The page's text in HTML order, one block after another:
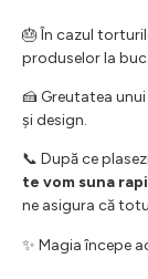
🎂 În cazul
produselor la
🍰 Greutatea
și design.
📞 După ce
te vom suna
ne asigura că
✨ Magia începe